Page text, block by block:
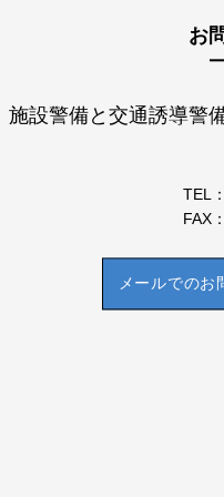
お
施設警備と交通誘導警
TEL：
FAX：
メールでのお